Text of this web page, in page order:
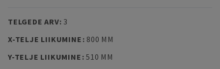
TELGEDE ARV: 3
X-TELJE LIIKUMINE : 800 MM
Y-TELJE LIIKUMINE :510 MM